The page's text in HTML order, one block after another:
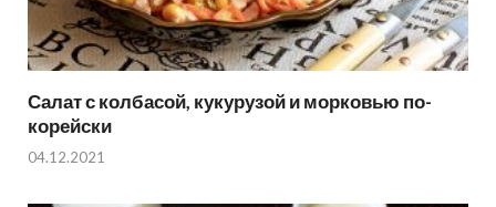
Салат с колбасой, кукурузой и морковью по-
корейски
04.12.2021